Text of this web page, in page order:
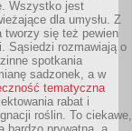
Wszystko jest
dla umysłu. Z
tworzy się też pewien
Sąsiedzi rozmawiają o
spotkania
sadzonek, a w
tematyczna
rabat i
roślin. To ciekawe,